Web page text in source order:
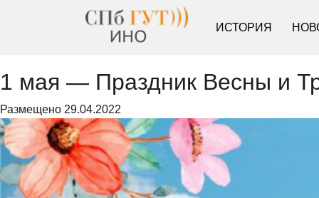
ИСТОРИЯ
1 мая — Праздник Весны и
Размещено 29.04.2022